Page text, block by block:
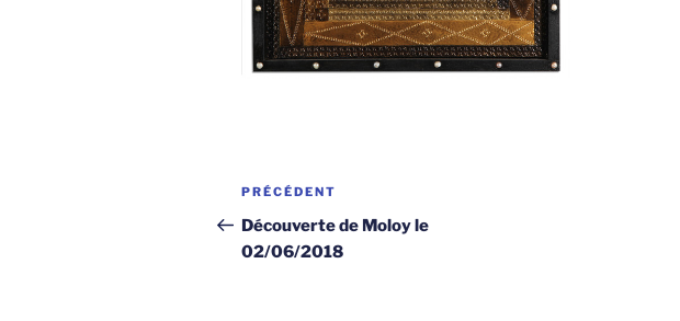
Navigation
de
l’article
Article
précédent
PRÉCÉDENT
Découverte de Moloy le
02/06/2018